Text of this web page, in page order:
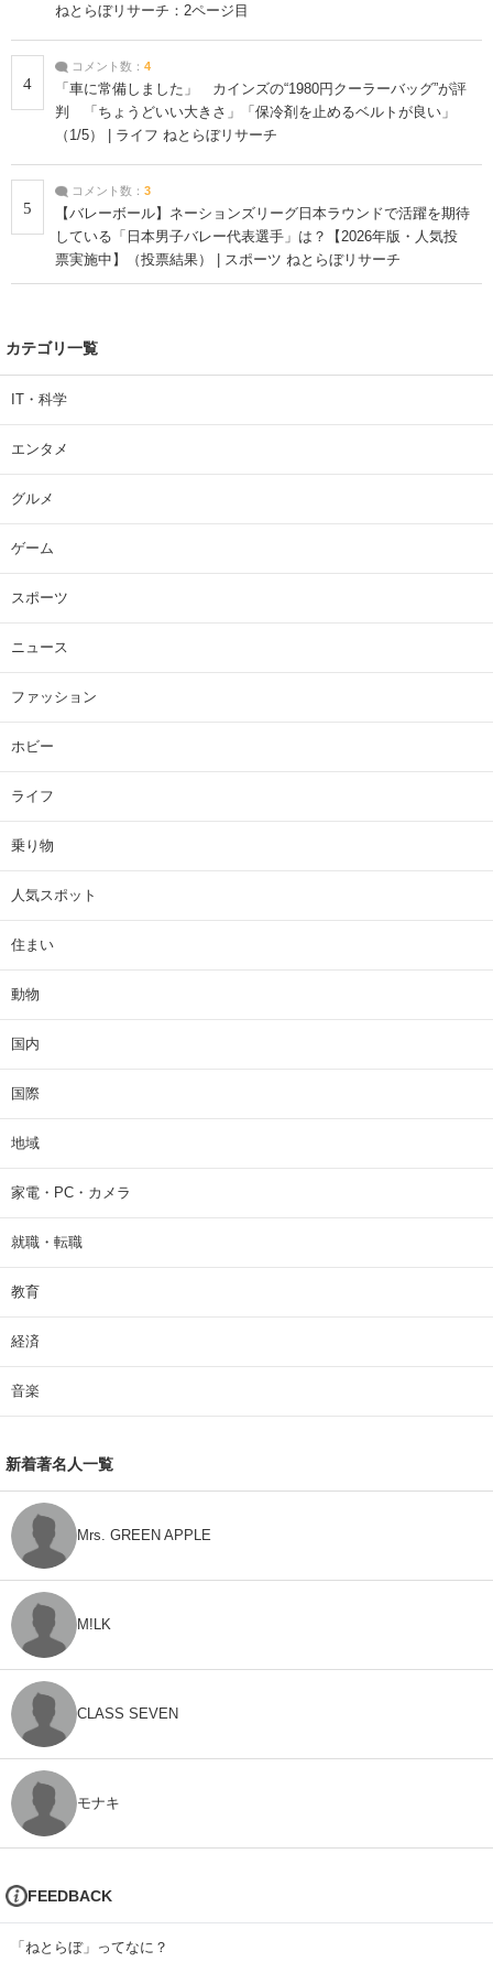
ねとらぼリサーチ：2ページ目
4
コメント数： 4
「車に常備しました」 カインズの“1980円クーラーバッグ”が評
判 「ちょうどいい大きさ」「保冷剤を止めるベルトが良い」
（1/5） | ライフ ねとらぼリサーチ
5
コメント数： 3
【バレーボール】ネーションズリーグ日本ラウンドで活躍を期待
している「日本男子バレー代表選手」は？【2026年版・人気投
票実施中】（投票結果） | スポーツ ねとらぼリサーチ
カテゴリ一覧
IT・科学
エンタメ
グルメ
ゲーム
スポーツ
ニュース
ファッション
ホビー
ライフ
乗り物
人気スポット
住まい
動物
国内
国際
地域
家電・PC・カメラ
就職・転職
教育
経済
音楽
新着著名人一覧
Mrs. GREEN APPLE
M!LK
CLASS SEVEN
モナキ
FEEDBACK
「ねとらぼ」ってなに？